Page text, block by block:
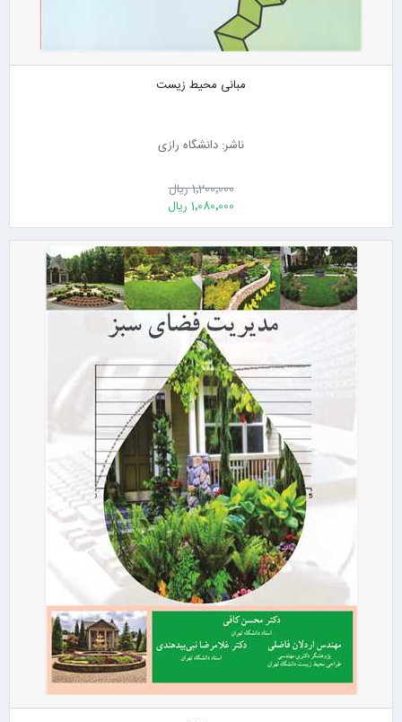
مبانی محیط زیست
ناشر: دانشگاه رازی
1٬200٬000 ریال
1٬080٬000 ریال